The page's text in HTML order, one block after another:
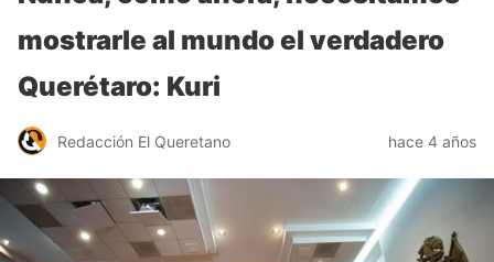
mostrarle al mundo el verdadero
Querétaro: Kuri
Redacción El Queretano hace 4 años